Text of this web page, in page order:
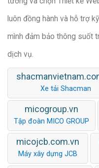
luôn đồng hành và hỗ trợ
mình đảm bảo thông suốt
dịch vụ.
Xe tải Shacman
micogroup.vn
Tập đoàn MICO GROUP
micojcb.com.vn
Máy xây dựng JCB